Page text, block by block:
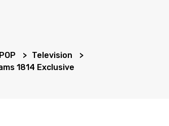
Television
1814 Exclusive